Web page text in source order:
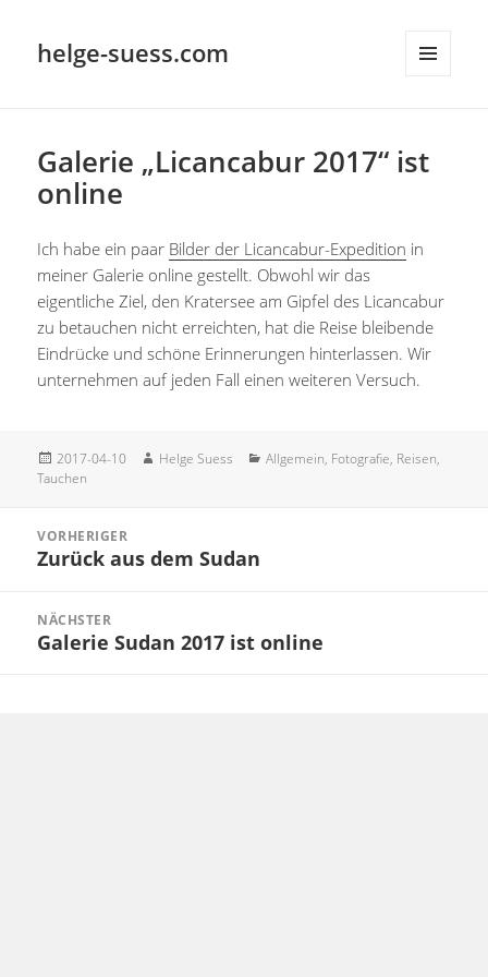
helge-suess.com
Galerie „Licancabur 2017“ ist
online
Ich habe ein paar Bilder der Licancabur-Expedition in
meiner Galerie online gestellt. Obwohl wir das
eigentliche Ziel, den Kratersee am Gipfel des Licancabur
zu betauchen nicht erreichten, hat die Reise bleibende
Eindrücke und schöne Erinnerungen hinterlassen. Wir
unternehmen auf jeden Fall einen weiteren Versuch.
Veröffentlicht
am
2017-04-10 Autor
Helge Suess Kategorien
Allgemein, Fotografie, Reisen,
Tauchen
VORHERIGER
Vorheriger
Zurück aus dem Sudan
NÄCHSTER
Nächster
Galerie Sudan 2017 ist online